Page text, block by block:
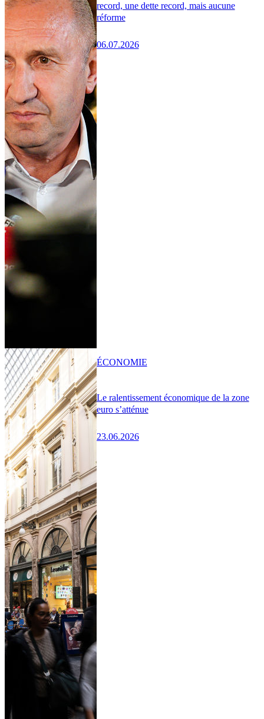
record, une dette record, mais aucune
réforme
06.07.2026
Le ralentissement économique de la zone
euro s’atténue
23.06.2026
ÉCONOMIE